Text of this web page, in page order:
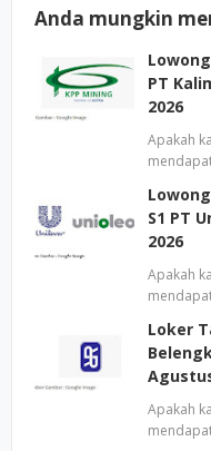
Anda mungkin
PT
2026
Apakah
S1 PT
2026
Apakah
Loker
Apakah